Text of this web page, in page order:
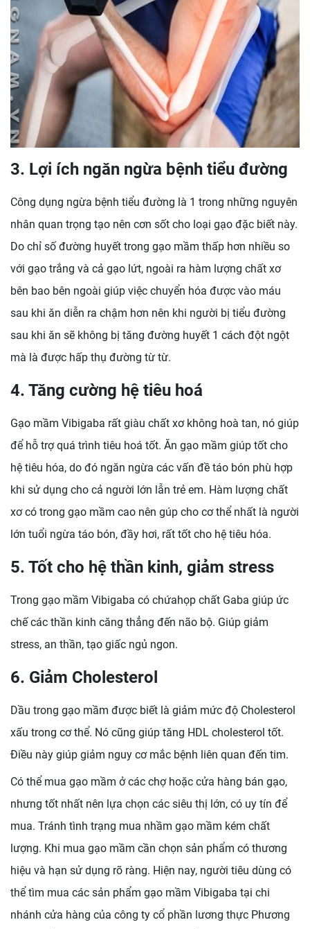
3. Lợi ích ngăn ngừa bệnh tiểu đường
Công dụng ngừa bệnh tiểu đường là 1 trong những nguyên
nhân quan trọng tạo nên cơn sốt cho loại gạo đặc biết này.
Do chỉ số đường huyết trong gạo mầm thấp hơn nhiều so
với gạo trắng và cả gạo lứt, ngoài ra hàm lượng chất xơ
bên bao bên ngoài giúp việc chuyển hóa được vào máu
sau khi ăn diễn ra chậm hơn nên khi người bị tiểu đường
sau khi ăn sẽ không bị tăng đường huyết 1 cách đột ngột
mà là được hấp thụ đường từ từ.
4. Tăng cường hệ tiêu hoá
Gạo mầm Vibigaba rất giàu chất xơ không hoà tan, nó giúp
để hỗ trợ quá trình tiêu hoá tốt. Ăn gạo mầm giúp tốt cho
hệ tiêu hóa, do đó ngăn ngừa các vấn đề táo bón phù hợp
khi sử dụng cho cả người lớn lẫn trẻ em. Hàm lượng chất
xơ có trong gạo mầm cao nên gúp cho cơ thể nhất là người
lớn tuổi ngừa táo bón, đầy hơi, rất tốt cho hệ tiêu hóa.
5. Tốt cho hệ thần kinh, giảm stress
Trong gạo mầm Vibigaba có chứahọp chất Gaba giúp ức
chế các thần kinh căng thẳng đến não bộ. Giúp giảm
stress, an thần, tạo giấc ngủ ngon.
6. Giảm Cholesterol
Dầu trong gạo mầm được biết là giảm mức độ Cholesterol
xấu trong cơ thể. Nó cũng giúp tăng HDL cholesterol tốt.
Điều này giúp giảm nguy cơ mắc bệnh liên quan đến tim.
Có thể mua gạo mầm ở các chợ hoặc cửa hàng bán gạo,
nhưng tốt nhất nên lựa chọn các siêu thị lớn, có uy tín để
mua. Tránh tình trạng mua nhầm gạo mầm kém chất
lượng. Khi mua gạo mầm cần chọn sản phẩm có thương
hiệu và hạn sử dụng rõ ràng. Hiện nay, người tiêu dùng có
thể tìm mua các sản phẩm gạo mầm Vibigaba tại chi
nhánh cửa hàng của công ty cổ phần lương thực Phương